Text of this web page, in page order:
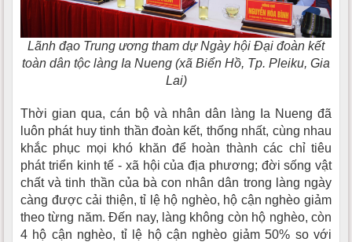
Lãnh đạo Trung ương tham dự Ngày hội Đại đoàn kết
toàn dân tộc làng Ia Nueng (xã Biển Hồ, Tp. Pleiku, Gia
Lai)
Thời gian qua, cán bộ và nhân dân làng Ia Nueng đã
luôn phát huy tinh thần đoàn kết, thống nhất, cùng nhau
khắc phục mọi khó khăn để hoàn thành các chỉ tiêu
phát triển kinh tế - xã hội của địa phương; đời sống vật
chất và tinh thần của bà con nhân dân trong làng ngày
càng được cải thiện, tỉ lệ hộ nghèo, hộ cận nghèo giảm
theo từng năm. Đến nay, làng không còn hộ nghèo, còn
4 hộ cận nghèo, tỉ lệ hộ cận nghèo giảm 50% so với